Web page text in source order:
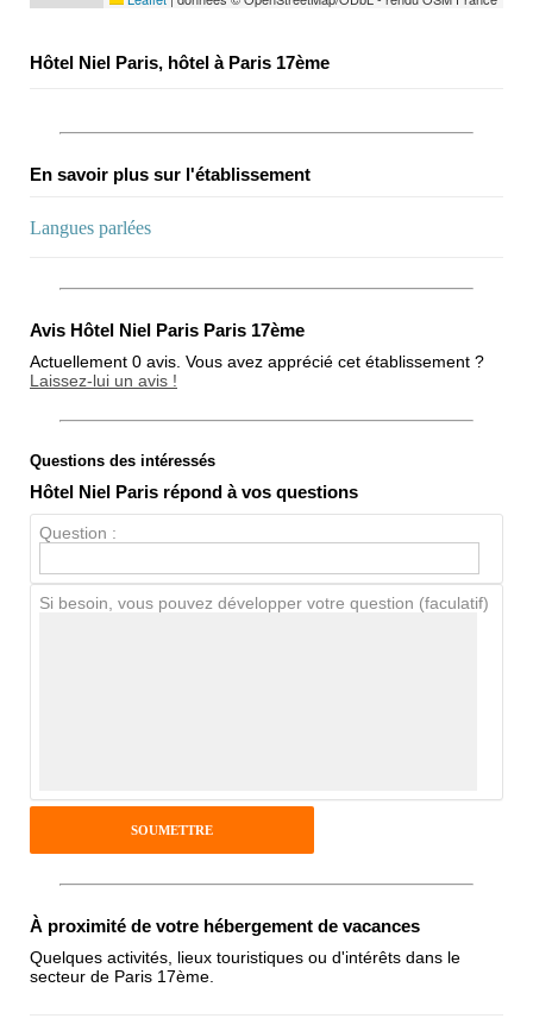
Hôtel Niel Paris, hôtel à Paris 17ème
En savoir plus sur l'établissement
Langues parlées
Avis Hôtel Niel Paris Paris 17ème
Actuellement 0 avis. Vous avez apprécié cet établissement ?
Laissez-lui un avis !
Note globale
Antispam - Combien font 7x4 (en
chiffres) :
Questions des intéressés
Hôtel Niel Paris répond à vos questions
Question :
Si besoin, vous pouvez développer votre question (faculatif)
À proximité de votre hébergement de vacances
Quelques activités, lieux touristiques ou d'intérêts dans le
secteur de Paris 17ème.